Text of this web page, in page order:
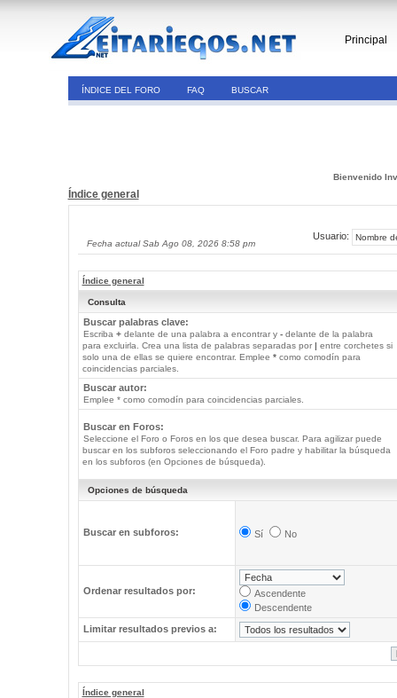
Principal
ÍNDICE DEL FORO FAQ BUSCAR
Bienvenido
Índice general
Fecha actual Sab Ago 08, 2026 8:58 pm
Usuario:
Índice general
Consulta
Buscar palabras clave:
Escriba +delante de una palabra a encontrar y -delante de la palabra
para excluirla. Crea una lista de palabras separadas por | entre corchetes si
solo una de ellas se quiere encontrar. Emplee *como comodín para
coincidencias parciales.
Buscar autor:
Emplee * como comodín para coincidencias parciales.
Buscar en Foros:
Seleccione el Foro o Foros en los que desea buscar. Para agilizar puede
buscar en los subforos seleccionando el Foro padre y habilitar la búsqueda
en los subforos (en Opciones de búsqueda).
Opciones de búsqueda
Buscar en subforos: Sí No
Ordenar resultados por:
Ascendente
Descendente
Limitar resultados previos a:
Índice general